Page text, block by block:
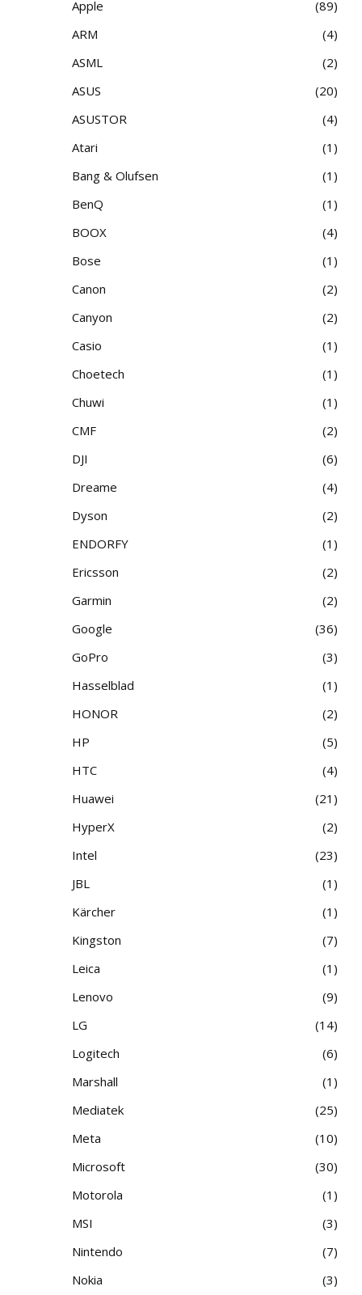
Apple
89
ARM
4
ASML
2
ASUS
20
ASUSTOR
4
Atari
1
Bang & Olufsen
1
BenQ
1
BOOX
4
Bose
1
Canon
2
Canyon
2
Casio
1
Choetech
1
Chuwi
1
CMF
2
DJI
6
Dreame
4
Dyson
2
ENDORFY
1
Ericsson
2
Garmin
2
Google
36
GoPro
3
Hasselblad
1
HONOR
2
HP
5
HTC
4
Huawei
21
HyperX
2
Intel
23
JBL
1
Kärcher
1
Kingston
7
Leica
1
Lenovo
9
LG
14
Logitech
6
Marshall
1
Mediatek
25
Meta
10
Microsoft
30
Motorola
1
MSI
3
Nintendo
7
Nokia
3